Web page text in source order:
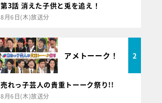
第3話 消えた子供と兎を追え！
8月6日(木)放送分
アメトーーク！ 2
売れっ子芸人の貴重トーーク祭り!!
8月6日(木)放送分